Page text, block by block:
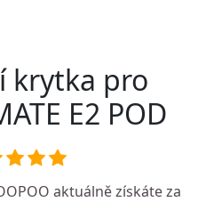
krytka pro
E2 POD
aktuálně získáte za